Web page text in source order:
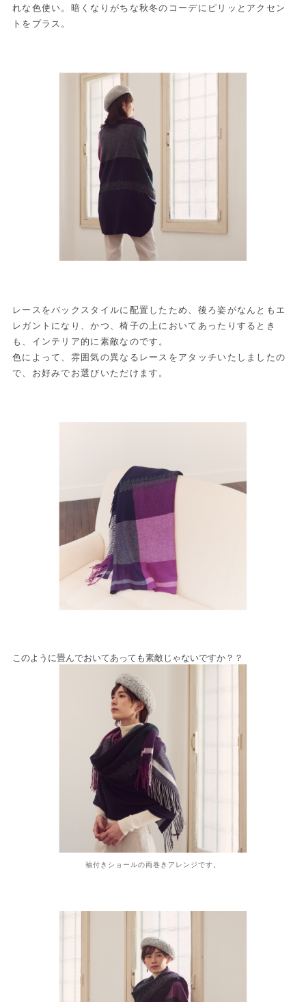
れな色使い。暗くなりがちな秋冬のコーデにピリッとアクセン
トをプラス。
レースをバックスタイルに配置したため、後ろ姿がなんともエ
レガントになり、かつ、椅子の上においてあったりするとき
も、インテリア的に素敵なのです。
色によって、雰囲気の異なるレースをアタッチいたしましたの
で、お好みでお選びいただけます。
このように畳んでおいてあっても素敵じゃないですか？？
袖付きショールの両巻きアレンジです。